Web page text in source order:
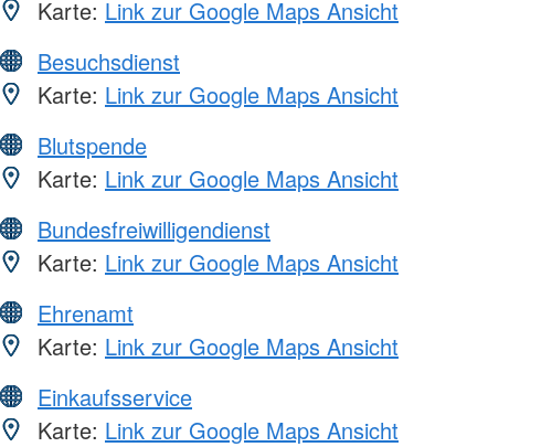
Karte: Link zur Google Maps Ansicht
Besuchsdienst
Karte: Link zur Google Maps Ansicht
Blutspende
Karte: Link zur Google Maps Ansicht
Bundesfreiwilligendienst
Karte: Link zur Google Maps Ansicht
Ehrenamt
Karte: Link zur Google Maps Ansicht
Einkaufsservice
Karte: Link zur Google Maps Ansicht